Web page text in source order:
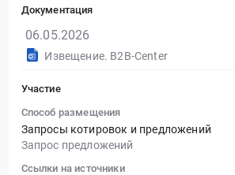
Документация
06.05.2026
Извещение. B2B-Center
Участие
Способ размещения
Запросы котировок и предложений
Запрос предложений
Ссылки на источники